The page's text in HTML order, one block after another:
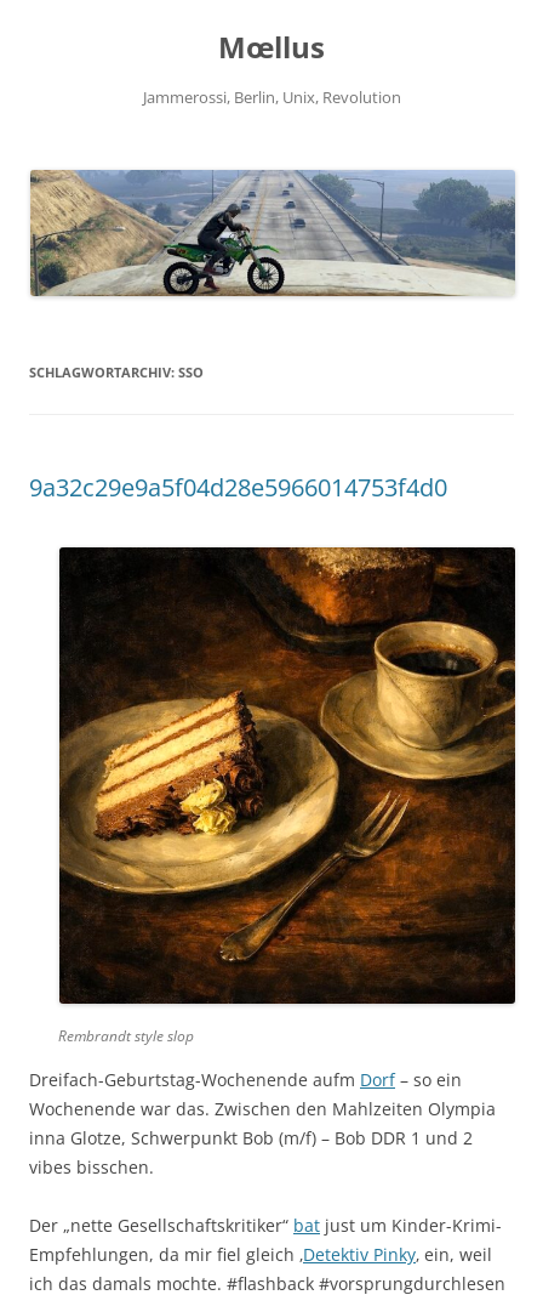
Mœllus
Jammerossi, Berlin, Unix, Revolution
SCHLAGWORTARCHIV: SSO
9a32c29e9a5f04d28e5966014753f4d0
Rembrandt style slop
Dreifach-Geburtstag-Wochenende aufm Dorf– so ein
Wochenende war das. Zwischen den Mahlzeiten Olympia
inna Glotze, Schwerpunkt Bob (m/f) – Bob DDR 1 und 2
vibes bisschen.
Der „nette Gesellschaftskritiker“ bat just um Kinder-Krimi-
Empfehlungen, da mir fiel gleich ‚Detektiv Pinky‚ ein, weil
ich das damals mochte. #flashback #vorsprungdurchlesen